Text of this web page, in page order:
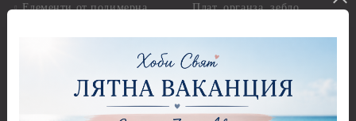
Елементи от полимерна
Молдове и шаблони
Плат, органза, зебло,
Пънчове Перфоратори
Перфоратори 2,50 см